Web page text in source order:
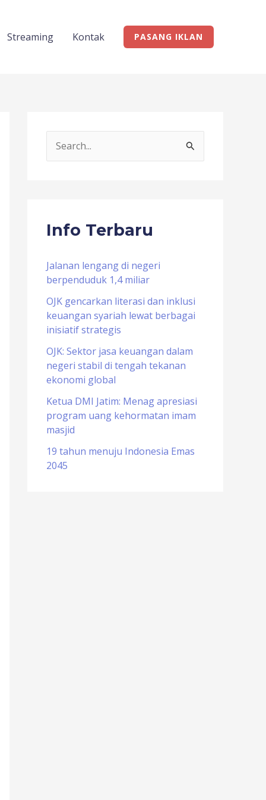
Streaming Kontak PASANG IKLAN
c
f
o
r
:
Info Terbaru
Jalanan lengang di negeri
berpenduduk 1,4 miliar
OJK gencarkan literasi dan inklusi
keuangan syariah lewat berbagai
inisiatif strategis
OJK: Sektor jasa keuangan dalam
negeri stabil di tengah tekanan
ekonomi global
Ketua DMI Jatim: Menag apresiasi
program uang kehormatan imam
masjid
19 tahun menuju Indonesia Emas
2045